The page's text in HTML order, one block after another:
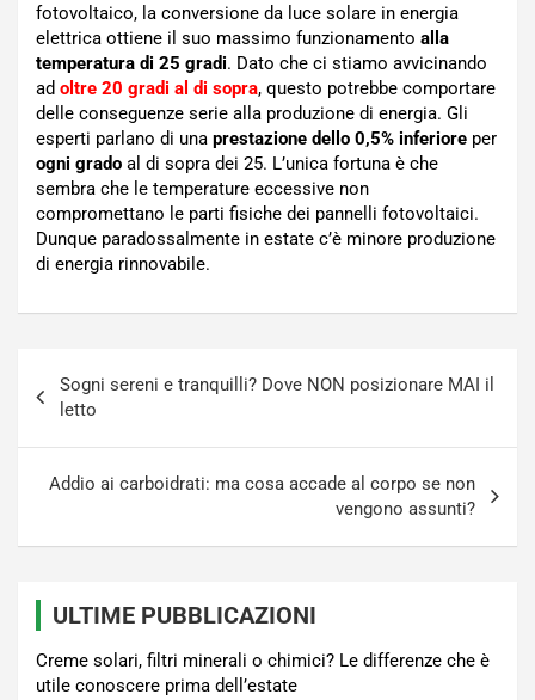
fotovoltaico, la conversione da luce solare in energia
elettrica ottiene il suo massimo funzionamento alla
temperatura di 25 gradi. Dato che ci stiamo avvicinando
ad oltre 20 gradi al di sopra, questo potrebbe comportare
delle conseguenze serie alla produzione di energia. Gli
esperti parlano di una prestazione dello 0,5% inferiore per
ogni grado al di sopra dei 25. L’unica fortuna è che
sembra che le temperature eccessive non
compromettano le parti fisiche dei pannelli fotovoltaici.
Dunque paradossalmente in estate c’è minore produzione
di energia rinnovabile.
articoli
Sogni sereni e tranquilli? Dove NON posizionare MAI il
letto
Addio ai carboidrati: ma cosa accade al corpo se non
vengono assunti?
ULTIME PUBBLICAZIONI
Creme solari, filtri minerali o chimici? Le differenze che è
utile conoscere prima dell’estate